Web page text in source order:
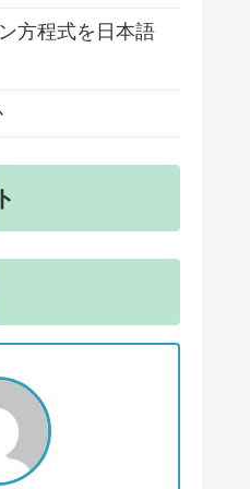
方程式を日本語